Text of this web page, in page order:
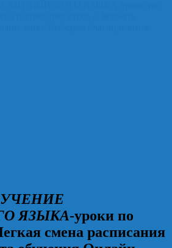
ЯЗЫКА-уроки по
смена расписания